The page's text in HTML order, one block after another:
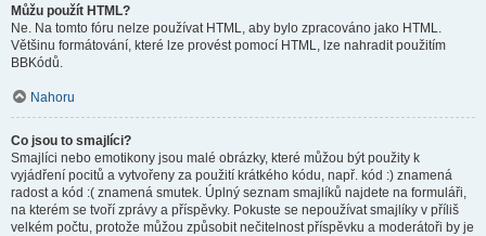
Můžu použít HTML?
Ne. Na tomto fóru nelze používat HTML, aby bylo zpracováno jako HTML.
Většinu formátování, které lze provést pomocí HTML, lze nahradit použitím
BBKódů.
Nahoru
Co jsou to smajlíci?
Smajlíci nebo emotikony jsou malé obrázky, které můžou být použity k
vyjádření pocitů a vytvořeny za použití krátkého kódu, např. kód :) znamená
radost a kód :( znamená smutek. Úplný seznam smajlíků najdete na formuláři,
na kterém se tvoří zprávy a příspěvky. Pokuste se nepoužívat smajlíky v příliš
velkém počtu, protože můžou způsobit nečitelnost příspěvku a moderátoři by je